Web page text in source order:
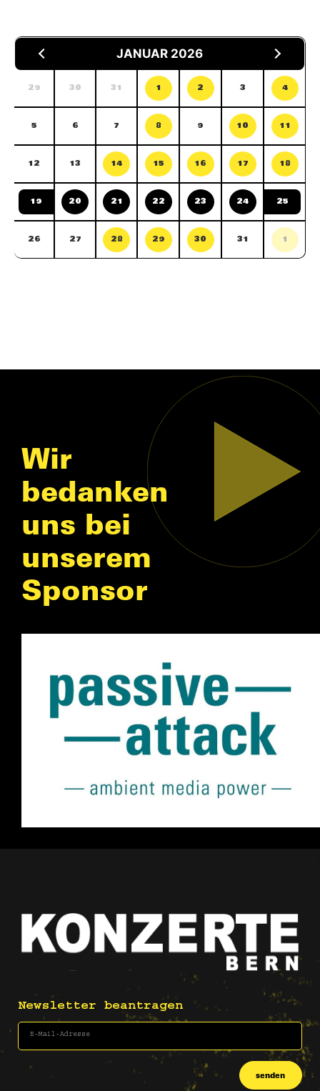
JANUAR 2026
29 30 31 1 2 3 4
5 6 7 8 9 10 11
12 13 14 15 16 17 18
19 20 21 22 23 24 25
26 27 28 29 30 31 1
Wir
bedanken
uns bei
unserem
Sponsor
Newsletter beantragen
senden